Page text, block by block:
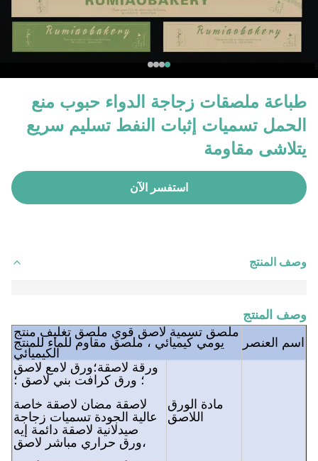
طباعة ملصقات زجاجة الدواء حبوب منع
الحمل تسميات إثبات النفط تسليم سريع
يتلاشى مقاومة
استفسر الآن
وصف المنتج
وصف المنتج
اسم العنصر
ملصق تسمية لاصق قوي ملصق تغليف منتج
يومي كيميائي ، ملصق مقاوم للماء للمنتج
الكيميائي
مادة الورق
اللاصق
ورقة لاصقة؛ورق لامع لاصق
؛ ورق كرافت بني لاصق ؛
لاصقة مضان لاصقة خاصة
عالية الجودة تسميات زجاجة
صيدلانية لاصقة دائمة إيه
،ورق حراري مباشر لاصق